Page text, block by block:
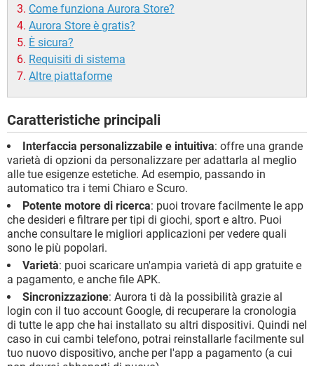
Come funziona Aurora Store?
Aurora Store è gratis?
È sicura?
Requisiti di sistema
Altre piattaforme
Caratteristiche principali
Interfaccia personalizzabile e intuitiva: offre una grande
varietà di opzioni da personalizzare per adattarla al meglio
alle tue esigenze estetiche. Ad esempio, passando in
automatico tra i temi Chiaro e Scuro.
Potente motore di ricerca: puoi trovare facilmente le app
che desideri e filtrare per tipi di giochi, sport e altro. Puoi
anche consultare le migliori applicazioni per vedere quali
sono le più popolari.
Varietà: puoi scaricare un'ampia varietà di app gratuite e
a pagamento, e anche file APK.
Sincronizzazione: Aurora ti dà la possibilità grazie al
login con il tuo account Google, di recuperare la cronologia
di tutte le app che hai installato su altri dispositivi. Quindi nel
caso in cui cambi telefono, potrai reinstallarle facilmente sul
tuo nuovo dispositivo, anche per l'app a pagamento (a cui